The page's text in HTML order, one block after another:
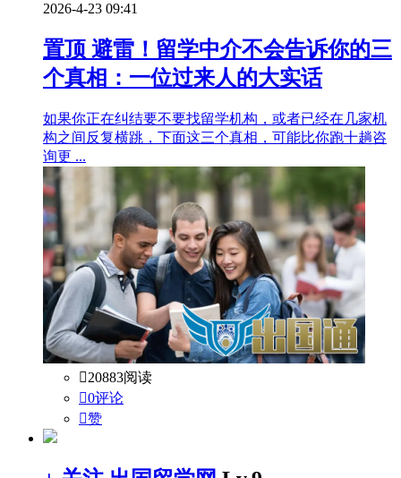
2026-4-23 09:41
置顶 避雷！留学中介不会告诉你的三
个真相：一位过来人的大实话
如果你正在纠结要不要找留学机构，或者已经在几家机
构之间反复横跳，下面这三个真相，可能比你跑十趟咨
询更 ...
20883阅读
0评论
赞